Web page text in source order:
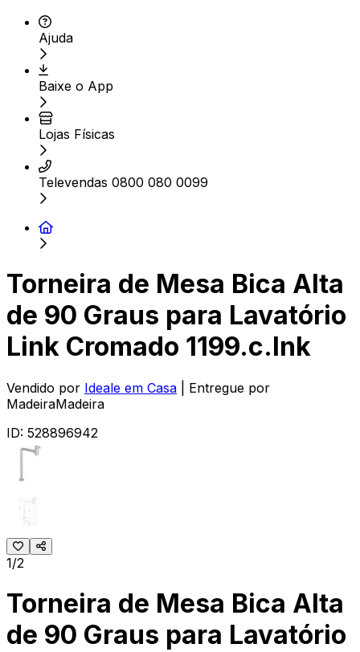
Ajuda
Baixe o App
Lojas Físicas
Televendas 0800 080 0099
Torneira de Mesa Bica Alta
de 90 Graus para Lavatório
Link Cromado 1199.c.lnk
Vendido por Ideale em Casa
| Entregue por
MadeiraMadeira
ID: 528896942
1/2
Torneira de Mesa Bica Alta
de 90 Graus para Lavatório